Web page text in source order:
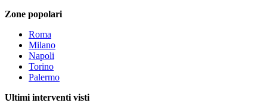
Zone popolari
Roma
Milano
Napoli
Torino
Palermo
Ultimi interventi visti